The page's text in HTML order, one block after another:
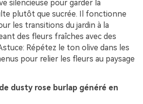
silencieuse pour garder la
plutôt que sucrée. Il fonctionne
les transitions du jardin à la
des fleurs fraîches avec des
Répétez le ton olive dans les
pour relier les fleurs au paysage
dusty rose burlap généré en